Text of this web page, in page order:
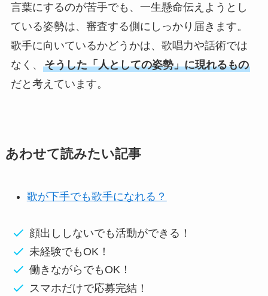
言葉にするのが苦手でも、一生懸命伝えようとし
ている姿勢は、審査する側にしっかり届きます。
歌手に向いているかどうかは、歌唱力や話術では
なく、 そうした「人としての姿勢」に現れるもの
だと考えています。
あわせて読みたい記事
歌が下手でも歌手になれる？
顔出ししないでも活動ができる！
未経験でもOK！
働きながらでもOK！
スマホだけで応募完結！